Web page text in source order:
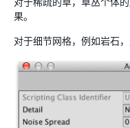
对于稀疏的草，草丛个体
果。
对于细节网格，例如岩石